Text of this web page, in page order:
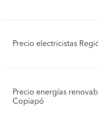
Precio electricistas
Precio energías
Copiapó